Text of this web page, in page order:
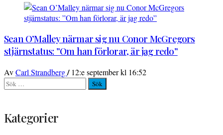
Sean O’Malley närmar sig nu Conor McGregors
stjärnstatus: ”Om han förlorar, är jag redo”
AvCarl Strandberg/ 12:e september kl 16:52
Sök
efter:
Kategorier